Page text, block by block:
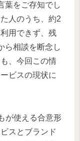
葉をご存知でし
人のうち、約2
用できず、残
ら相談を断念し
、今回この情
ビスの現状に
が使える合意形
スとブランド